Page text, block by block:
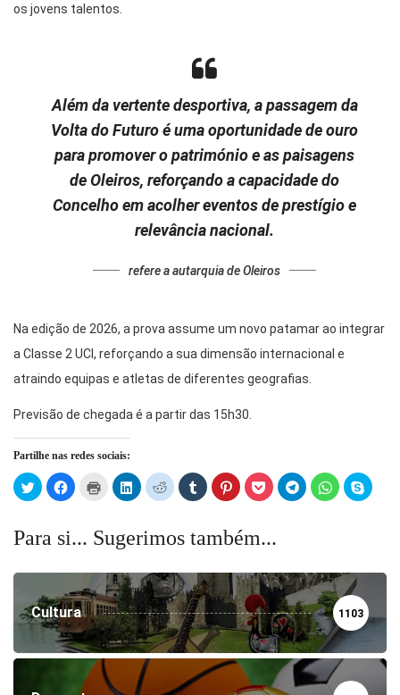
os jovens talentos.
Além da vertente desportiva, a passagem da
Volta do Futuro é uma oportunidade de ouro
para promover o património e as paisagens
de Oleiros, reforçando a capacidade do
Concelho em acolher eventos de prestígio e
relevância nacional.
refere a autarquia de Oleiros
Na edição de 2026, a prova assume um novo patamar ao integrar
a Classe 2 UCI, reforçando a sua dimensão internacional e
atraindo equipas e atletas de diferentes geografias.
Previsão de chegada é a partir das 15h30.
Partilhe nas redes sociais:
Click
to
share
Twitter
(Opens
in
window)
Click
to
Facebook
(Opens
in
window)
Click
print
in
new
window)
Click
to
share
LinkedIn
(Opens
in
window)
Click
to
share
(Opens
in
window)
Click
to
share
Tumblr
(Opens
in
window)
Click
to
share
Pinterest
(Opens
in
window)
Click
to
share
in
window)
Click
to
share
window)
Click
to
share
window)
Click
to
Para si... Sugerimos também...
Cultura 1103